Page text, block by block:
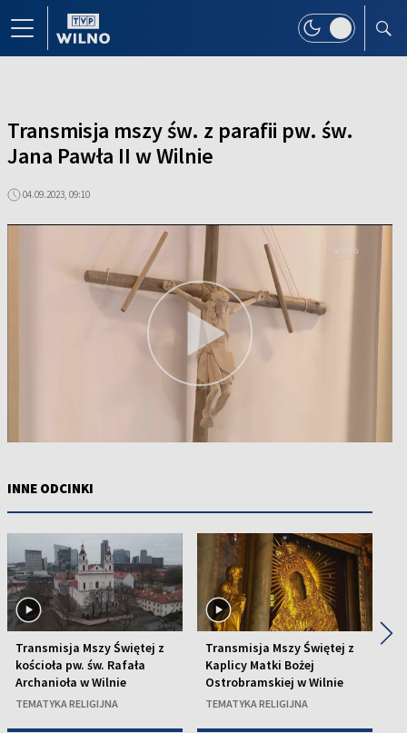
Transmisja mszy św. z parafii pw. św.
Jana Pawła II w Wilnie
04.09.2023, 09:10
INNE ODCINKI
Transmisja Mszy Świętej z
kościoła pw. św. Rafała
Archanioła w Wilnie
TEMATYKA RELIGIJNA
Transmisja Mszy Świętej z
Kaplicy Matki Bożej
Ostrobramskiej w Wilnie
TEMATYKA RELIGIJNA
▶